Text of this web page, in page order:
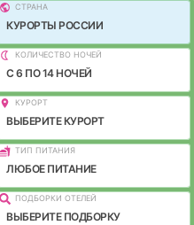
СТРАНА
КУРОРТЫ РОССИИ
КОЛИЧЕСТВО НОЧЕЙ
C 6 ПО 14 НОЧЕЙ
КУРОРТ
ВЫБЕРИТЕ КУРОРТ
ТИП ПИТАНИЯ
ЛЮБОЕ ПИТАНИЕ
ПОДБОРКИ ОТЕЛЕЙ
ВЫБЕРИТЕ ПОДБОРКУ